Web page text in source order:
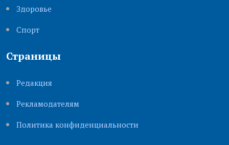
Здоровье
Cпорт
Страницы
Редакция
Рекламодателям
Политика конфиденциальности